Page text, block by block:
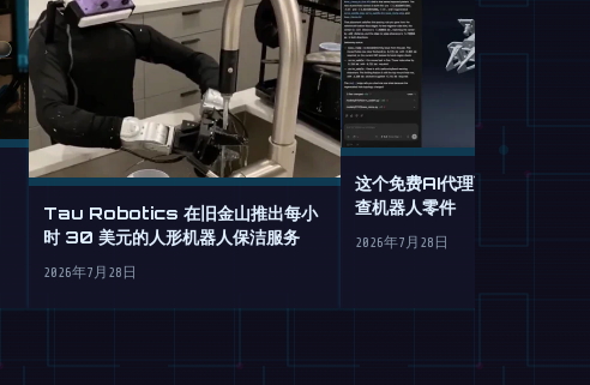
Tau Robotics 在旧金山推出每小
时 30 美元的人形机器人保洁服务
2026年7月28日
这个免费AI代理可从纯英语设
查机器人零件
2026年7月28日